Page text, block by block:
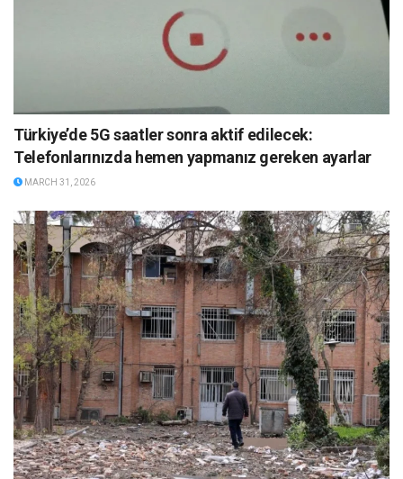
Türkiye’de 5G saatler sonra aktif edilecek:
Telefonlarınızda hemen yapmanız gereken ayarlar
MARCH 31, 2026